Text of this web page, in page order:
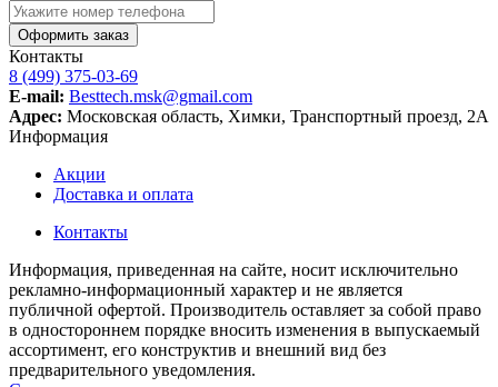
Оформить заказ
Контакты
8 (499) 375-03-69
E-mail: Besttech.msk@gmail.com
Адрес: Московская область, Химки, Транспортный проезд, 2А
Информация
Акции
Доставка и оплата
Контакты
Информация, приведенная на сайте, носит исключительно
рекламно-информационный характер и не является
публичной офертой. Производитель оставляет за собой право
в одностороннем порядке вносить изменения в выпускаемый
ассортимент, его конструктив и внешний вид без
предварительного уведомления.